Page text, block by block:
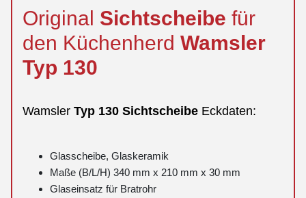
Original Sichtscheibe für
den Küchenherd Wamsler
Typ 130
Wamsler Typ 130 Sichtscheibe Eckdaten:
Glasscheibe, Glaskeramik
Maße (B/L/H) 340 mm x 210 mm x 30 mm
Glaseinsatz für Bratrohr